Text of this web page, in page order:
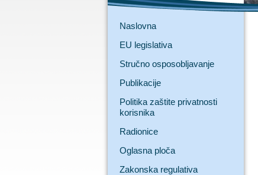
Naslovna
EU legislativa
Stručno osposobljavanje
Publikacije
Politika zaštite privatnosti
korisnika
Radionice
Oglasna ploča
Zakonska regulativa